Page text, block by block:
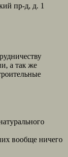
пр-д, д. 1
а так же
вообще ничего